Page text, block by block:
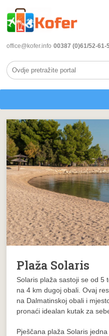
office@kofer.info 00387 (0)61/52-61-
Plaža Solaris
Solaris plaža sastoji se od 5
na 4 km dugoj obali. Ovaj
na Dalmatinskoj obali i
pronaći idealan kutak za
Pješčana plaža Solaris